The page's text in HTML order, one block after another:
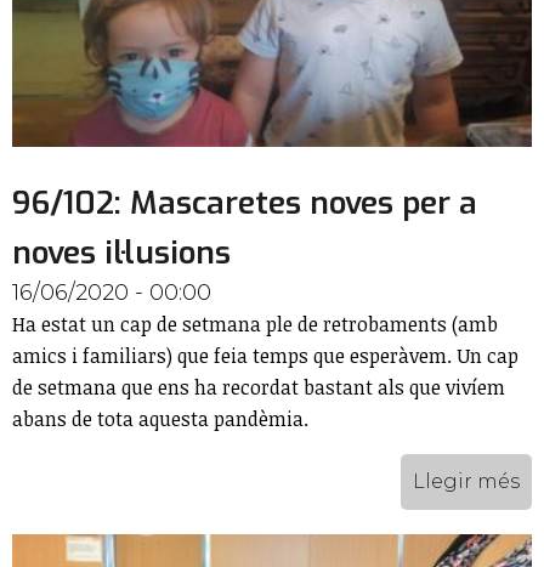
96/102: Mascaretes noves per a
noves il·lusions
16/06/2020 - 00:00
Ha estat un cap de setmana ple de retrobaments (amb
amics i familiars) que feia temps que esperàvem. Un cap
de setmana que ens ha recordat bastant als que vivíem
abans de tota aquesta pandèmia.
Llegir més